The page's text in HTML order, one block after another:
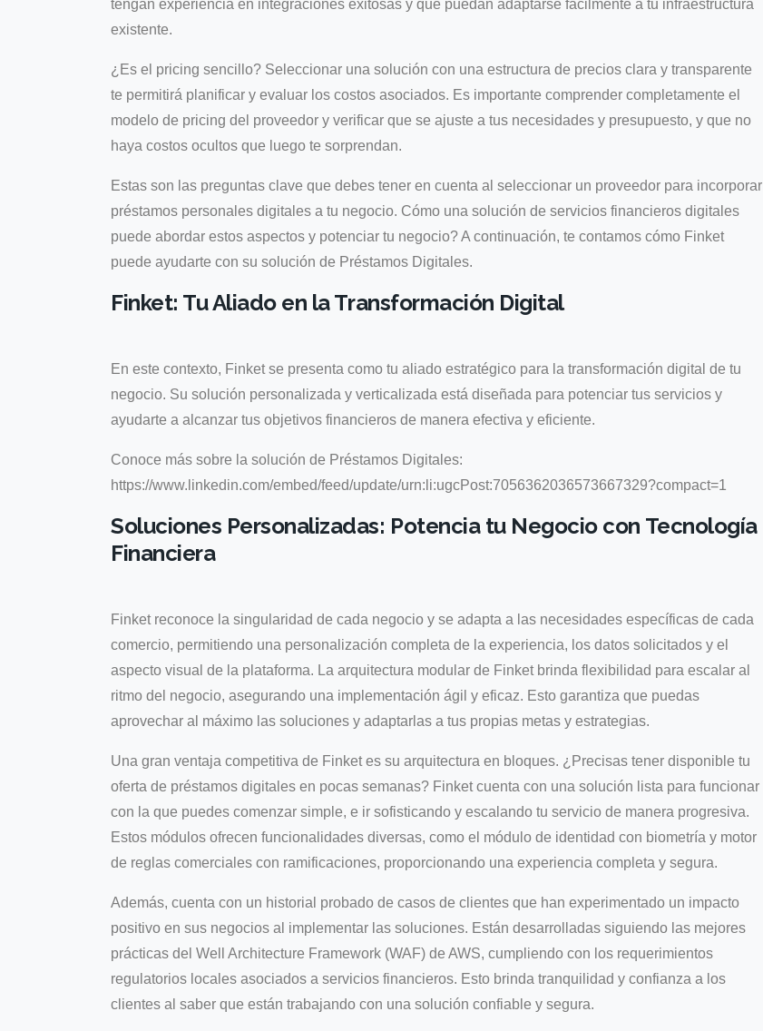
tengan experiencia en integraciones exitosas y que puedan adaptarse fácilmente a tu infraestructura
existente.
¿Es el pricing sencillo? Seleccionar una solución con una estructura de precios clara y transparente
te permitirá planificar y evaluar los costos asociados. Es importante comprender completamente el
modelo de pricing del proveedor y verificar que se ajuste a tus necesidades y presupuesto, y que no
haya costos ocultos que luego te sorprendan.
Estas son las preguntas clave que debes tener en cuenta al seleccionar un proveedor para incorporar
préstamos personales digitales a tu negocio. Cómo una solución de servicios financieros digitales
puede abordar estos aspectos y potenciar tu negocio? A continuación, te contamos cómo Finket
puede ayudarte con su solución de Préstamos Digitales.
Finket: Tu Aliado en la Transformación Digital
En este contexto, Finket se presenta como tu aliado estratégico para la transformación digital de tu
negocio. Su solución personalizada y verticalizada está diseñada para potenciar tus servicios y
ayudarte a alcanzar tus objetivos financieros de manera efectiva y eficiente.
Conoce más sobre la solución de Préstamos Digitales:
https://www.linkedin.com/embed/feed/update/urn:li:ugcPost:7056362036573667329?compact=1
Soluciones Personalizadas: Potencia tu Negocio con Tecnología
Financiera
Finket reconoce la singularidad de cada negocio y se adapta a las necesidades específicas de cada
comercio, permitiendo una personalización completa de la experiencia, los datos solicitados y el
aspecto visual de la plataforma. La arquitectura modular de Finket brinda flexibilidad para escalar al
ritmo del negocio, asegurando una implementación ágil y eficaz. Esto garantiza que puedas
aprovechar al máximo las soluciones y adaptarlas a tus propias metas y estrategias.
Una gran ventaja competitiva de Finket es su arquitectura en bloques. ¿Precisas tener disponible tu
oferta de préstamos digitales en pocas semanas? Finket cuenta con una solución lista para funcionar
con la que puedes comenzar simple, e ir sofisticando y escalando tu servicio de manera progresiva.
Estos módulos ofrecen funcionalidades diversas, como el módulo de identidad con biometría y motor
de reglas comerciales con ramificaciones, proporcionando una experiencia completa y segura.
Además, cuenta con un historial probado de casos de clientes que han experimentado un impacto
positivo en sus negocios al implementar las soluciones. Están desarrolladas siguiendo las mejores
prácticas del Well Architecture Framework (WAF) de AWS, cumpliendo con los requerimientos
regulatorios locales asociados a servicios financieros. Esto brinda tranquilidad y confianza a los
clientes al saber que están trabajando con una solución confiable y segura.